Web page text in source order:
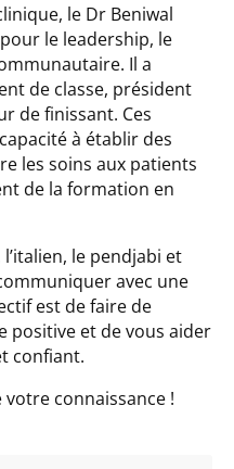
le Dr Beniwal
le leadership, le
Il a
de classe, président
de finissant. Ces
à établir des
les soins aux patients
de la formation en
l’italien, le pendjabi et
avec une
est de faire de
positive et de vous aider
confiant.
votre connaissance !